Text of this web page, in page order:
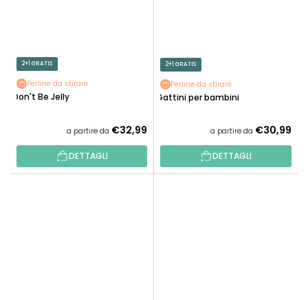
2+1 GRATIS
Perline da stirare
Don't Be Jelly
a partire da €32,99
DETTAGLI
2+1 GRATIS
Perline da stirare
Gattini per bambini
a partire da €30,99
DETTAGLI